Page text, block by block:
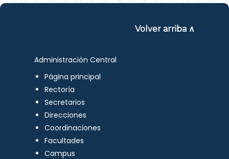
Volver arriba ∧
Administración Central
Página principal
Rectoría
Secretarios
Direcciones
Coordinaciones
Facultades
Campus